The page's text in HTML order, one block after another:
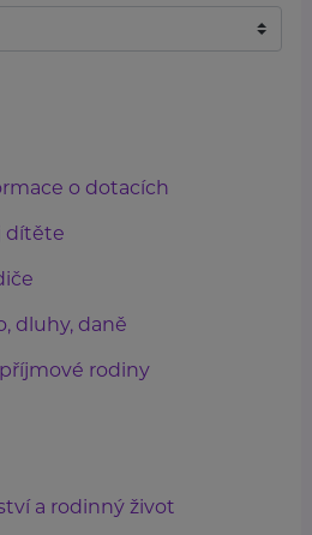
o dotacích
dítěte
dluhy, daně
rodiny
a rodinný život